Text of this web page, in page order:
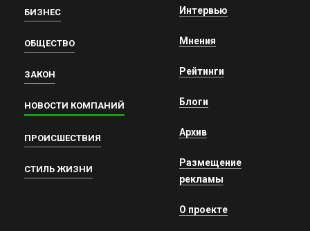
БИЗНЕС
ОБЩЕСТВО
ЗАКОН
НОВОСТИ КОМПАНИЙ
ПРОИСШЕСТВИЯ
СТИЛЬ ЖИЗНИ
Интервью
Мнения
Рейтинги
Блоги
Архив
Размещение
рекламы
О проекте